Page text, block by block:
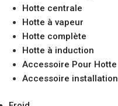
Hotte centrale
Hotte à vapeur
Hotte complète
Hotte à induction
Accessoire Pour Hotte
Accessoire installation